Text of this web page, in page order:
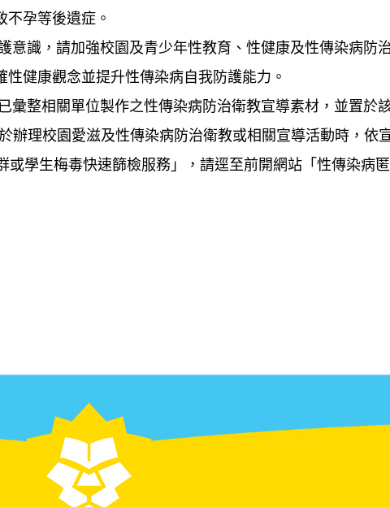
孕等後遺症。
意識，請加強校園及青少年性教育、性健康及性傳染病防
健康觀念並提升性傳染病自我防護能力。
整相關單位製作之性傳染病防治衛教宣導素材，並置於
辦理校園愛滋及性傳染病防治衛教或相關宣導活動時，依
學生梅毒快速篩檢服務」，請逕至前開網站「性傳染病